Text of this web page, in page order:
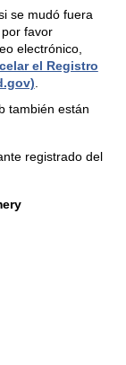
se mudó fuera
favor
electrónico,
el Registro
.
también están
registrado del